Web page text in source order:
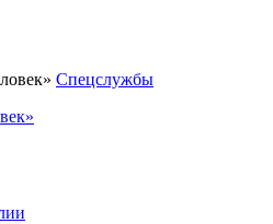
Спецслужбы